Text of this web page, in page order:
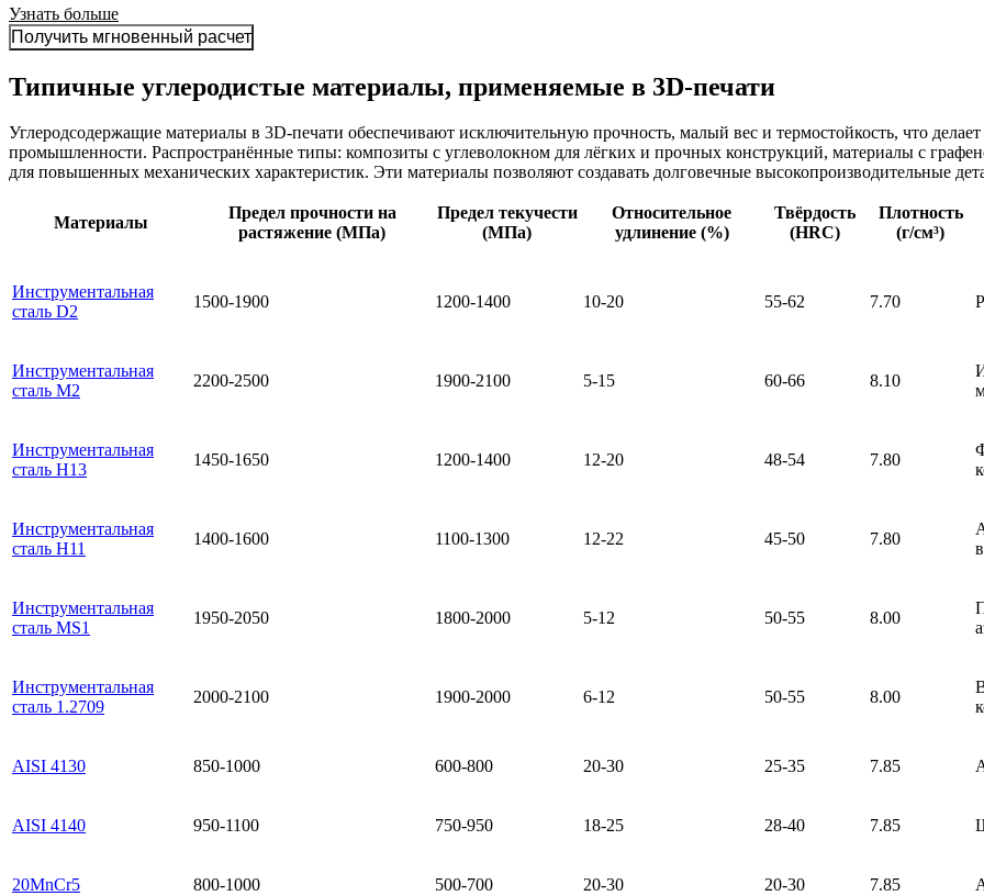
Узнать больше
Получить мгновенный расчет
Типичные углеродистые материалы, применяемые в 3D-печати
Углеродсодержащие материалы в 3D-печати обеспечивают исключительную прочность, малый вес и термостойкость, что
промышленности. Распространённые типы: композиты с углеволокном для лёгких и прочных конструкций, материалы с
для повышенных механических характеристик. Эти материалы позволяют создавать долговечные высокопроизводительные
Материалы
Предел прочности на
растяжение (МПа)
Предел текучести
(МПа)
Относительное
удлинение (%)
Твёрдость
(HRC)
Плотность
(г/см³)
Инструментальная
сталь D2
1500-1900 1200-1400 10-20 55-62 7.70
Инструментальная
сталь M2
2200-2500 1900-2100 5-15 60-66 8.10
Инструментальная
сталь H13
1450-1650 1200-1400 12-20 48-54 7.80
Инструментальная
сталь H11
1400-1600 1100-1300 12-22 45-50 7.80
Инструментальная
сталь MS1
1950-2050 1800-2000 5-12 50-55 8.00
Инструментальная
сталь 1.2709
2000-2100 1900-2000 6-12 50-55 8.00
AISI 4130 850-1000 600-800 20-30 25-35 7.85
AISI 4140 950-1100 750-950 18-25 28-40 7.85
20MnCr5 800-1000 500-700 20-30 20-30 7.85